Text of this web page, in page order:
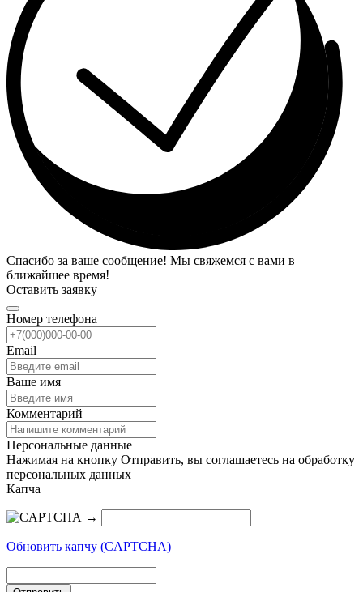
Спасибо за ваше сообщение! Мы свяжемся с вами в
ближайшее время!
Оставить заявку
Номер телефона
Email
Ваше имя
Комментарий
Персональные данные
Нажимая на кнопку Отправить, вы соглашаетесь на обработку
персональных данных
Капча
→
Обновить капчу (CAPTCHA)